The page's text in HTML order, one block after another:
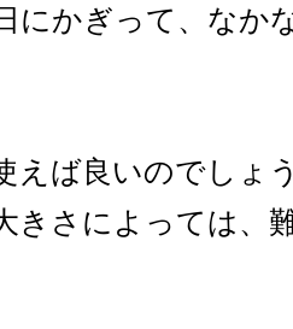
にかぎって、なか
えば良いのでしょ
きさによっては、